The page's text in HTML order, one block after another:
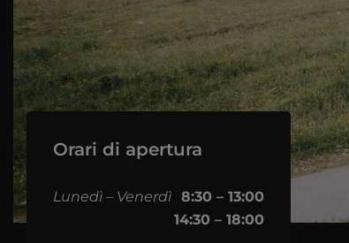
Orari di apertura
Lunedì – Venerdì 8:30 – 13:00
14:30 – 18:00